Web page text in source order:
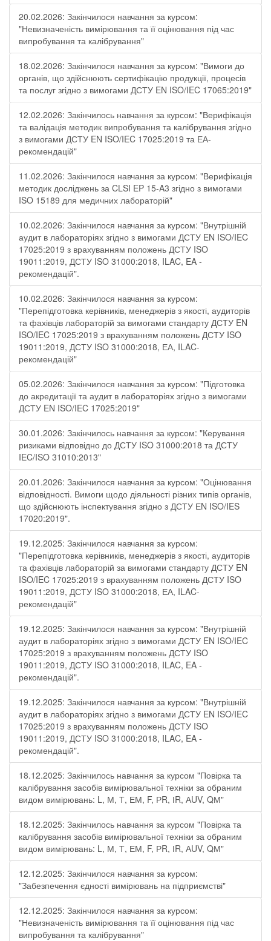
20.02.2026: Закінчилося навчання за курсом:
"Невизначеність вимірювання та її оцінювання під час
випробування та калібрування"
18.02.2026: Закінчилося навчання за курсом: "Вимоги до
органів, що здійснюють сертифікацію продукції, процесів
та послуг згідно з вимогами ДСТУ EN ISO/IEC 17065:2019"
12.02.2026: Закінчилось навчання за курсом: "Верифікація
та валідація методик випробування та калібрування згідно
з вимогами ДСТУ EN ISO/IEC 17025:2019 та ЕА-
рекомендацій"
11.02.2026: Закінчилося навчання за курсом: "Верифікація
методик досліджень за CLSI EP 15-A3 згідно з вимогами
ISO 15189 для медичних лабораторій"
10.02.2026: Закінчилося навчання за курсом: "Внутрішній
аудит в лабораторіях згідно з вимогами ДСТУ EN ISO/IEC
17025:2019 з врахуванням положень ДСТУ ISO
19011:2019, ДСТУ ISO 31000:2018, ILAC, EA -
рекомендацій".
10.02.2026: Закінчилося навчання за курсом:
"Перепідготовка керівників, менеджерів з якості, аудиторів
та фахівців лабораторій за вимогами стандарту ДСТУ EN
ISO/IEC 17025:2019 з врахуванням положень ДСТУ ISO
19011:2019, ДСТУ ISO 31000:2018, ЕА, ILAC-
рекомендацій"
05.02.2026: Закінчилося навчання за курсом: "Підготовка
до акредитації та аудит в лабораторіях згідно з вимогами
ДСТУ EN ISO/IEC 17025:2019"
30.01.2026: Закінчилось навчання за курсом: "Керування
ризиками відповідно до ДСТУ ISO 31000:2018 та ДСТУ
IEC/ISO 31010:2013"
20.01.2026: Закінчилося навчання за курсом: "Оцінювання
відповідності. Вимоги щодо діяльності різних типів органів,
що здійснюють інспектування згідно з ДСТУ ЕN ISO/IES
17020:2019".
19.12.2025: Закінчилося навчання за курсом:
"Перепідготовка керівників, менеджерів з якості, аудиторів
та фахівців лабораторій за вимогами стандарту ДСТУ EN
ISO/IEC 17025:2019 з врахуванням положень ДСТУ ISO
19011:2019, ДСТУ ISO 31000:2018, ЕА, ILAC-
рекомендацій"
19.12.2025: Закінчилося навчання за курсом: "Внутрішній
аудит в лабораторіях згідно з вимогами ДСТУ EN ISO/IEC
17025:2019 з врахуванням положень ДСТУ ISO
19011:2019, ДСТУ ISO 31000:2018, ILAC, EA -
рекомендацій".
19.12.2025: Закінчилося навчання за курсом: "Внутрішній
аудит в лабораторіях згідно з вимогами ДСТУ EN ISO/IEC
17025:2019 з врахуванням положень ДСТУ ISO
19011:2019, ДСТУ ISO 31000:2018, ILAC, EA -
рекомендацій".
18.12.2025: Закінчилось навчання за курсом "Повірка та
калібрування засобів вимірювальної техніки за обраним
видом вимірювань: L, М, Т, ЕМ, F, РR, ІR, АUV, QМ"
18.12.2025: Закінчилось навчання за курсом "Повірка та
калібрування засобів вимірювальної техніки за обраним
видом вимірювань: L, М, Т, ЕМ, F, РR, ІR, АUV, QМ"
12.12.2025: Закінчилося навчання за курсом:
"Забезпечення єдності вимірювань на підприємстві"
12.12.2025: Закінчилося навчання за курсом:
"Невизначеність вимірювання та її оцінювання під час
випробування та калібрування"